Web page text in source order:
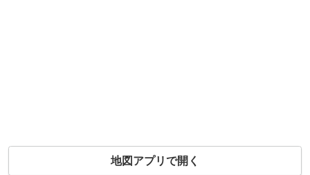
地図アプリで開く